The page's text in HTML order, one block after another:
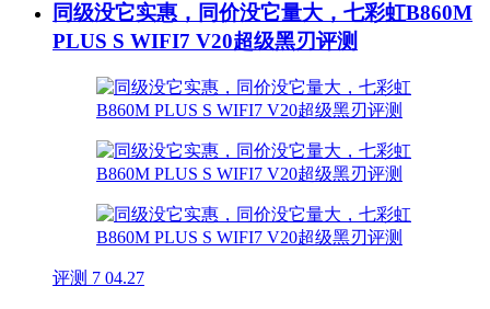
同级没它实惠，同价没它量大，七彩虹B860M
PLUS S WIFI7 V20超级黑刃评测
评测 7 04.27